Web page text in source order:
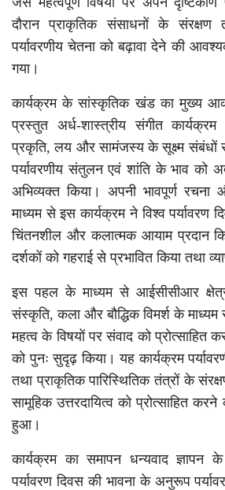
दौरान प्राकृतिक संसाधनों के संरक्षण
पर्यावरणीय चेतना को बढ़ावा देने की
गया।
कार्यक्रम के सांस्कृतिक खंड का मुख्य
प्रस्तुत अर्ध-शास्त्रीय संगीत कार्यक्रम
प्रकृति, लय और सामंजस्य के सूक्ष्म संबंधों
पर्यावरणीय संतुलन एवं शांति के भाव को
अभिव्यक्त किया। अपनी भावपूर्ण
माध्यम से इस कार्यक्रम ने विश्व
चिंतनशील और कलात्मक आयाम प्रदान
दर्शकों को गहराई से प्रभावित किया तथा
इस पहल के माध्यम से आईसीसीआर
संस्कृति, कला और बौद्धिक विमर्श के माध्यम
महत्व के विषयों पर संवाद को प्रोत्साहित
को पुनः सुदृढ़ किया। यह कार्यक्रम
तथा प्राकृतिक पारिस्थितिक तंत्रों के
सामूहिक उत्तरदायित्व को प्रोत्साहित
हुआ।
कार्यक्रम का समापन धन्यवाद
पर्यावरण दिवस की भावना के अनुरूप